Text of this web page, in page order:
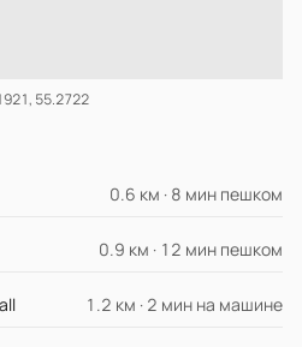
55.2722
0.6 км · 8 мин пешком
0.9 км · 12 мин пешком
1.2 км · 2 мин на машине